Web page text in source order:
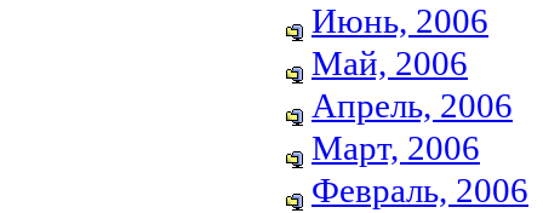
Июнь, 2006
Май, 2006
Апрель, 2006
Март, 2006
Февраль, 2006